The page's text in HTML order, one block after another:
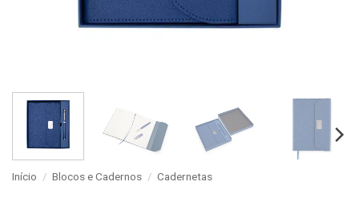
Início / Blocos e Cadernos / Cadernetas